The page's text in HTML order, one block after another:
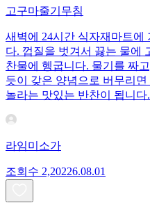
고구마줄기무침
새벽에 24시간 식자재마트에
다. 껍질을 벗겨서 끓는 물에
찬물에 헹굽니다. 물기를 짜
듯이 갖은 양념으로 버무리
놀라는 맛있는 반찬이 됩니다.
라임미소가
조회수 2,20226.08.01